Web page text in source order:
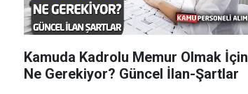
Kamuda Kadrolu Memur Olmak İçin
Ne Gerekiyor? Güncel İlan-Şartlar